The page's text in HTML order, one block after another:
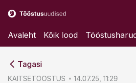
Avaleht Kõik lood
Tagasi
KAITSETÖÖSTUS 14.07.25, 11:29